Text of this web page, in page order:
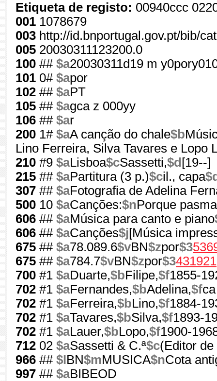
Etiqueta de registo: 00940ccc
001 1078679
003 http://id.bnportugal.gov.pt/bib/
005 20030311123200.0
100 ## $a20030311d19 m
101 0# $apor
102 ## $aPT
105 ## $agca z 000yy
106 ## $ar
200 1# $aA canção do chale$b
Lino Ferreira, Silva Tavares e Lopo
210 #9 $aLisboa$cSassetti,$d [19--]
215 ## $aPartitura (3 p.)$cil., capa
307 ## $aFotografia de Adelina
500 10 $aCanções:$nPorque
606 ## $aMúsica para canto e piano
606 ## $aCanções$j[Música
675 ## $a78.089.6$vBN$zpor$3
675 ## $a784.7$vBN$zpor$3431921
700 #1 $aDuarte,$bFilipe,$f1855-
702 #1 $aFernandes,$bAdelina,$f
702 #1 $aFerreira,$bLino,$f1884-
702 #1 $aTavares,$bSilva,$f1893-
702 #1 $aLauer,$bLopo,$f1900-
712 02 $aSassetti & C.ª$c(Editor
966 ## $l BN$mMUSICA$nCota
997 ## $aBIBEOD